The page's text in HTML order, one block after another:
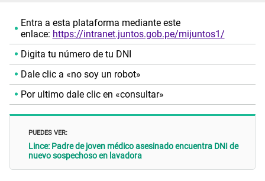
Entra a esta plataforma mediante este
enlace: https://intranet.juntos.gob.pe/mijuntos1/
Digita tu número de tu DNI
Dale clic a «no soy un robot»
Por ultimo dale clic en «consultar»
PUEDES VER:
Lince: Padre de joven médico asesinado encuentra DNI de
nuevo sospechoso en lavadora